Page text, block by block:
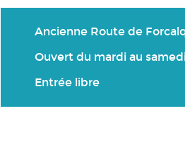
Ancienne Route de
Ouvert du mardi au samedi
Entrée libre